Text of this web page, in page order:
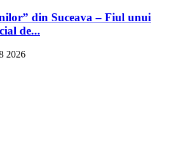
din Suceava – Fiul unui
de...
2026